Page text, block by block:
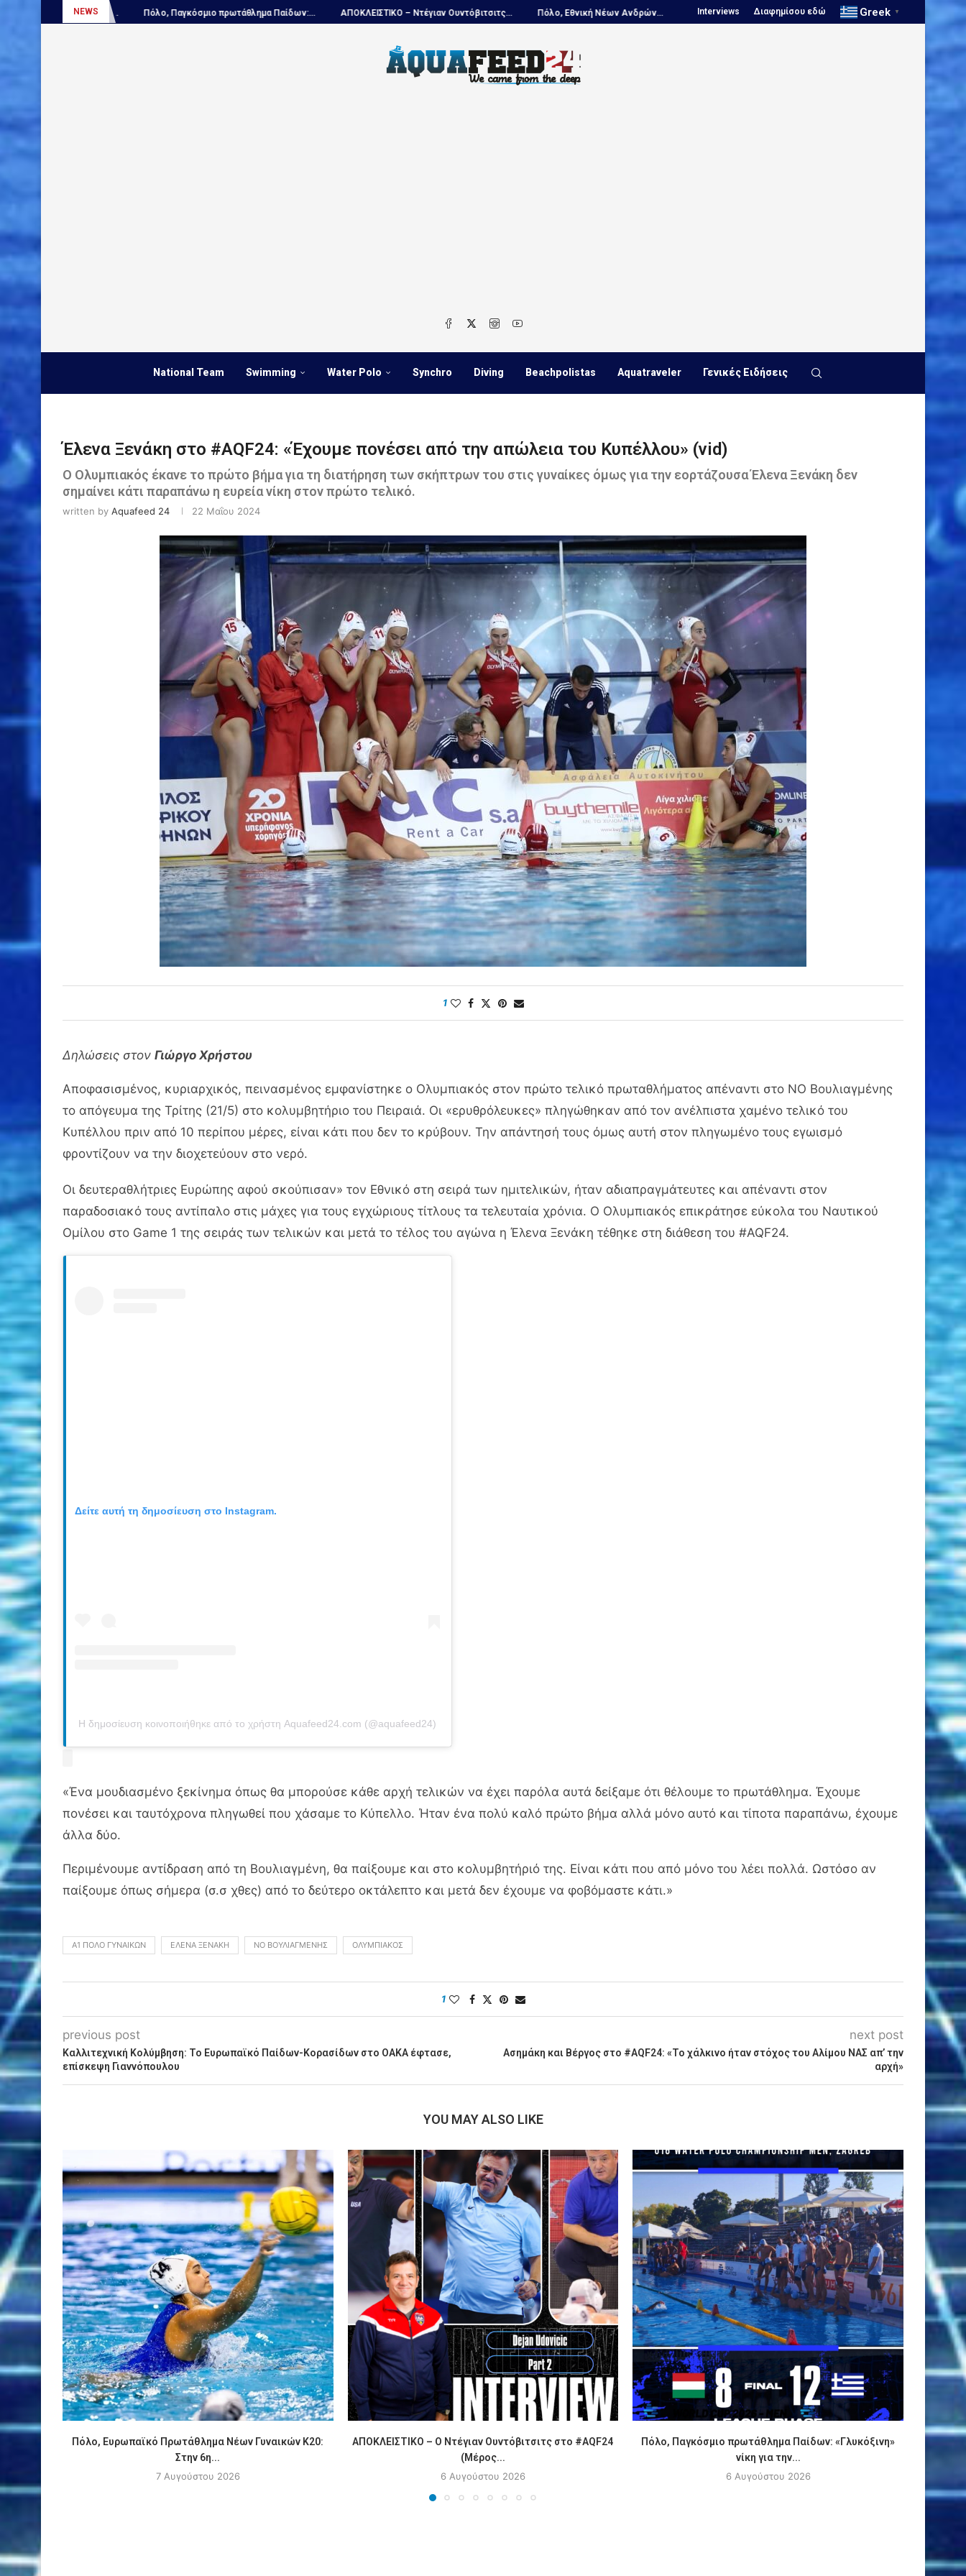
NEWS
Πόλο, Παγκόσμιο πρωτάθλημα Παίδων:... ΑΠΟΚΛΕΙΣΤΙΚΟ – Ντέγιαν Ουντόβιτσιτς... Πόλο, Εθνική Νέων Ανδρών... Πανιώνιος, Νίκος Κουτουβάκης στο... Πόλο, Ευρωπαϊκό Πρωτάθλημα Νέων...
Interviews Διαφημίσου εδώ Greek ▼
National Team Swimming Water Polo Synchro Diving Beachpolistas Aquatraveler Γενικές Ειδήσεις
Έλενα Ξενάκη στο #AQF24: «Έχουμε πονέσει από την απώλεια του Κυπέλλου» (vid)
Ο Ολυμπιακός έκανε το πρώτο βήμα για τη διατήρηση των σκήπτρων του στις γυναίκες όμως για την εορτάζουσα Έλενα Ξενάκη δεν
σημαίνει κάτι παραπάνω η ευρεία νίκη στον πρώτο τελικό.
written by Aquafeed 24 22 Μαΐου 2024
1
Δηλώσεις στον Γιώργο Χρήστου
Αποφασισμένος, κυριαρχικός, πεινασμένος εμφανίστηκε ο Ολυμπιακός στον πρώτο τελικό πρωταθλήματος απέναντι στο ΝΟ Βουλιαγμένης
το απόγευμα της Τρίτης (21/5) στο κολυμβητήριο του Πειραιά. Οι «ερυθρόλευκες» πληγώθηκαν από τον ανέλπιστα χαμένο τελικό του
Κυπέλλου πριν από 10 περίπου μέρες, είναι κάτι που δεν το κρύβουν. Την απάντησή τους όμως αυτή στον πληγωμένο τους εγωισμό
φροντίζουν να την διοχετεύουν στο νερό.
Οι δευτεραθλήτριες Ευρώπης αφού σκούπισαν» τον Εθνικό στη σειρά των ημιτελικών, ήταν αδιαπραγμάτευτες και απέναντι στον
παραδοσιακό τους αντίπαλο στις μάχες για τους εγχώριους τίτλους τα τελευταία χρόνια. Ο Ολυμπιακός επικράτησε εύκολα του Ναυτικού
Ομίλου στο Game 1 της σειράς των τελικών και μετά το τέλος του αγώνα η Έλενα Ξενάκη τέθηκε στη διάθεση του #AQF24.
Δείτε αυτή τη δημοσίευση στο Instagram.
Η δημοσίευση κοινοποιήθηκε από το χρήστη Aquafeed24.com (@aquafeed24)
«Ένα μουδιασμένο ξεκίνημα όπως θα μπορούσε κάθε αρχή τελικών να έχει παρόλα αυτά δείξαμε ότι θέλουμε το πρωτάθλημα. Έχουμε
πονέσει και ταυτόχρονα πληγωθεί που χάσαμε το Κύπελλο. Ήταν ένα πολύ καλό πρώτο βήμα αλλά μόνο αυτό και τίποτα παραπάνω, έχουμε
άλλα δύο.
Περιμένουμε αντίδραση από τη Βουλιαγμένη, θα παίξουμε και στο κολυμβητήριό της. Είναι κάτι που από μόνο του λέει πολλά. Ωστόσο αν
παίξουμε όπως σήμερα (σ.σ χθες) από το δεύτερο οκτάλεπτο και μετά δεν έχουμε να φοβόμαστε κάτι.»
Α1 ΠΌΛΟ ΓΥΝΑΙΚΏΝ ΈΛΕΝΑ ΞΕΝΆΚΗ ΝΟ ΒΟΥΛΙΑΓΜΈΝΗΣ ΟΛΥΜΠΙΑΚΌΣ
1
previous post
Καλλιτεχνική Κολύμβηση: Το Ευρωπαϊκό Παίδων-Κορασίδων στο ΟΑΚΑ έφτασε,
επίσκεψη Γιαννόπουλου
next post
Ασημάκη και Βέργος στο #AQF24: «Το χάλκινο ήταν στόχος του Αλίμου ΝΑΣ απ’ την
αρχή»
YOU MAY ALSO LIKE
Πόλο, Ευρωπαϊκό Πρωτάθλημα Νέων Γυναικών Κ20:
Στην 6η...
7 Αυγούστου 2026
ΑΠΟΚΛΕΙΣΤΙΚΟ – Ο Ντέγιαν Ουντόβιτσιτς στο #AQF24
(Μέρος...
6 Αυγούστου 2026
Πόλο, Παγκόσμιο πρωτάθλημα Παίδων: «Γλυκόξινη»
νίκη για την...
6 Αυγούστου 2026